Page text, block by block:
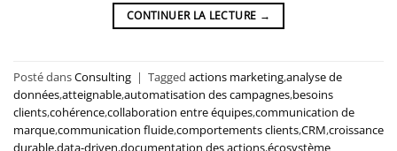
CONTINUER LA LECTURE →
Posté dansConsulting | Tagged actions marketing,analyse de
données,atteignable,automatisation des campagnes,besoins
clients,cohérence,collaboration entre équipes,communication de
marque,communication fluide,comportements clients,CRM,croissance
durable,data-driven,documentation des actions,écosystème